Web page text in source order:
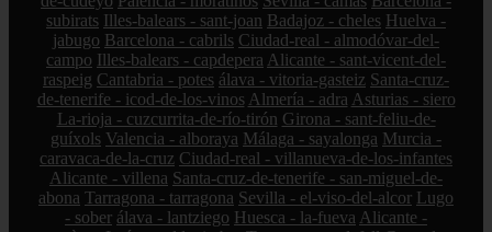
subirats Illes-balears - sant-joan Badajoz - cheles Huelva -
jabugo Barcelona - cabrils Ciudad-real - almodóvar-del-
campo Illes-balears - capdepera Alicante - sant-vicent-del-
raspeig Cantabria - potes álava - vitoria-gasteiz Santa-cruz-
de-tenerife - icod-de-los-vinos Almería - adra Asturias - siero
La-rioja - cuzcurrita-de-río-tirón Girona - sant-feliu-de-
guíxols Valencia - alboraya Málaga - sayalonga Murcia -
caravaca-de-la-cruz Ciudad-real - villanueva-de-los-infantes
Alicante - villena Santa-cruz-de-tenerife - san-miguel-de-
abona Tarragona - tarragona Sevilla - el-viso-del-alcor Lugo
- sober álava - lantziego Huesca - la-fueva Alicante -